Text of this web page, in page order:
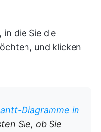
in die Sie die
und klicken
Diagramme in
Sie, ob Sie